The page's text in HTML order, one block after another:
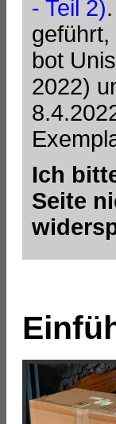
- Teil 2)
bot
2022)
Ich
Seite